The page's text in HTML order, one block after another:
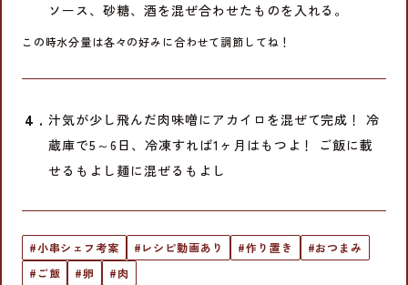
ソース、砂糖、酒を混ぜ合わせたものを入れる。
この時水分量は各々の好みに合わせて調節してね！
汁気が少し飛んだ肉味噌にアカイロを混ぜて完成！ 冷
蔵庫で5～6日、冷凍すれば1ヶ月はもつよ！ ご飯に載
せるもよし麺に混ぜるもよし
#小串シェフ考案 #レシピ動画あり #作り置き
#おつまみ
#ご飯
#卵 #肉